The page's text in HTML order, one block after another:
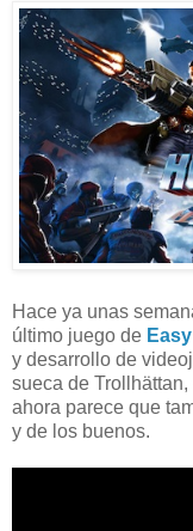
Hace ya unas
último juego de
y desarrollo de
sueca de
ahora parece que
y de los buenos.